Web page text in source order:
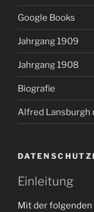
Google Books
Jahrgang 1909
Jahrgang 1908
Biografie
Alfred Lansburgh
Einleitung
Mit der